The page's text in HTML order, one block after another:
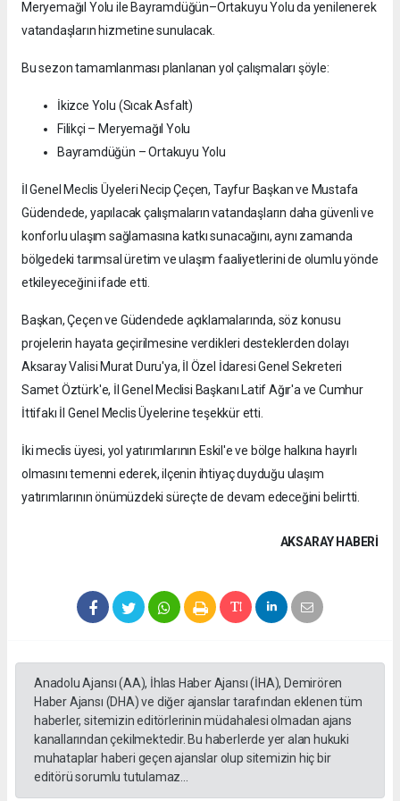
Meryemağıl Yolu ile Bayramdüğün–Ortakuyu Yolu da yenilenerek
vatandaşların hizmetine sunulacak.
Bu sezon tamamlanması planlanan yol çalışmaları şöyle:
İkizce Yolu (Sıcak Asfalt)
Filikçi – Meryemağıl Yolu
Bayramdüğün – Ortakuyu Yolu
İl Genel Meclis Üyeleri Necip Çeçen, Tayfur Başkan ve Mustafa
Güdendede, yapılacak çalışmaların vatandaşların daha güvenli ve
konforlu ulaşım sağlamasına katkı sunacağını, aynı zamanda
bölgedeki tarımsal üretim ve ulaşım faaliyetlerini de olumlu yönde
etkileyeceğini ifade etti.
Başkan, Çeçen ve Güdendede açıklamalarında, söz konusu
projelerin hayata geçirilmesine verdikleri desteklerden dolayı
Aksaray Valisi Murat Duru'ya, İl Özel İdaresi Genel Sekreteri
Samet Öztürk'e, İl Genel Meclisi Başkanı Latif Ağır'a ve Cumhur
İttifakı İl Genel Meclis Üyelerine teşekkür etti.
İki meclis üyesi, yol yatırımlarının Eskil'e ve bölge halkına hayırlı
olmasını temenni ederek, ilçenin ihtiyaç duyduğu ulaşım
yatırımlarının önümüzdeki süreçte de devam edeceğini belirtti.
AKSARAY HABERİ
Anadolu Ajansı (AA), İhlas Haber Ajansı (İHA), Demirören
Haber Ajansı (DHA) ve diğer ajanslar tarafından eklenen tüm
haberler, sitemizin editörlerinin müdahalesi olmadan ajans
kanallarından çekilmektedir. Bu haberlerde yer alan hukuki
muhataplar haberi geçen ajanslar olup sitemizin hiç bir
editörü sorumlu tutulamaz...